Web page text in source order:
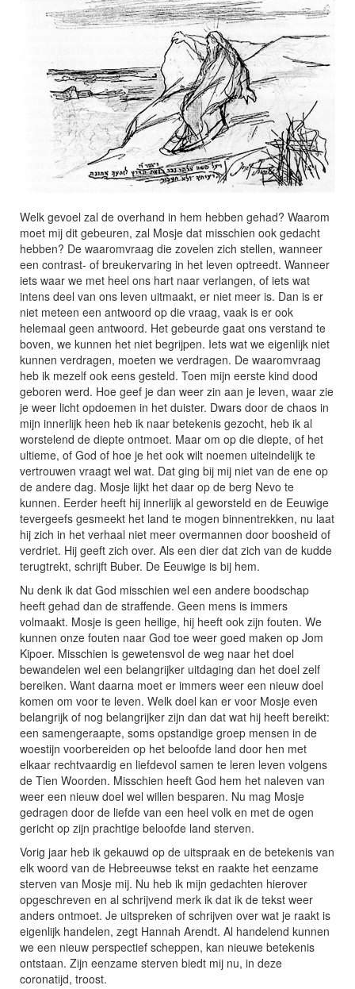
Welk gevoel zal de overhand in hem hebben gehad? Waarom
moet mij dit gebeuren, zal Mosje dat misschien ook gedacht
hebben? De waaromvraag die zovelen zich stellen, wanneer
een contrast- of breukervaring in het leven optreedt. Wanneer
iets waar we met heel ons hart naar verlangen, of iets wat
intens deel van ons leven uitmaakt, er niet meer is. Dan is er
niet meteen een antwoord op die vraag, vaak is er ook
helemaal geen antwoord. Het gebeurde gaat ons verstand te
boven, we kunnen het niet begrijpen. Iets wat we eigenlijk niet
kunnen verdragen, moeten we verdragen. De waaromvraag
heb ik mezelf ook eens gesteld. Toen mijn eerste kind dood
geboren werd. Hoe geef je dan weer zin aan je leven, waar zie
je weer licht opdoemen in het duister. Dwars door de chaos in
mijn innerlijk heen heb ik naar betekenis gezocht, heb ik al
worstelend de diepte ontmoet. Maar om op die diepte, of het
ultieme, of God of hoe je het ook wilt noemen uiteindelijk te
vertrouwen vraagt wel wat. Dat ging bij mij niet van de ene op
de andere dag. Mosje lijkt het daar op de berg Nevo te
kunnen. Eerder heeft hij innerlijk al geworsteld en de Eeuwige
tevergeefs gesmeekt het land te mogen binnentrekken, nu laat
hij zich in het verhaal niet meer overmannen door boosheid of
verdriet. Hij geeft zich over. Als een dier dat zich van de kudde
terugtrekt, schrijft Buber. De Eeuwige is bij hem.
Nu denk ik dat God misschien wel een andere boodschap
heeft gehad dan de straffende. Geen mens is immers
volmaakt. Mosje is geen heilige, hij heeft ook zijn fouten. We
kunnen onze fouten naar God toe weer goed maken op Jom
Kipoer. Misschien is gewetensvol de weg naar het doel
bewandelen wel een belangrijker uitdaging dan het doel zelf
bereiken. Want daarna moet er immers weer een nieuw doel
komen om voor te leven. Welk doel kan er voor Mosje even
belangrijk of nog belangrijker zijn dan dat wat hij heeft bereikt:
een samengeraapte, soms opstandige groep mensen in de
woestijn voorbereiden op het beloofde land door hen met
elkaar rechtvaardig en liefdevol samen te leren leven volgens
de Tien Woorden. Misschien heeft God hem het naleven van
weer een nieuw doel wel willen besparen. Nu mag Mosje
gedragen door de liefde van een heel volk en met de ogen
gericht op zijn prachtige beloofde land sterven.
Vorig jaar heb ik gekauwd op de uitspraak en de betekenis van
elk woord van de Hebreeuwse tekst en raakte het eenzame
sterven van Mosje mij. Nu heb ik mijn gedachten hierover
opgeschreven en al schrijvend merk ik dat ik de tekst weer
anders ontmoet. Je uitspreken of schrijven over wat je raakt is
eigenlijk handelen, zegt Hannah Arendt. Al handelend kunnen
we een nieuw perspectief scheppen, kan nieuwe betekenis
ontstaan. Zijn eenzame sterven biedt mij nu, in deze
coronatijd, troost.